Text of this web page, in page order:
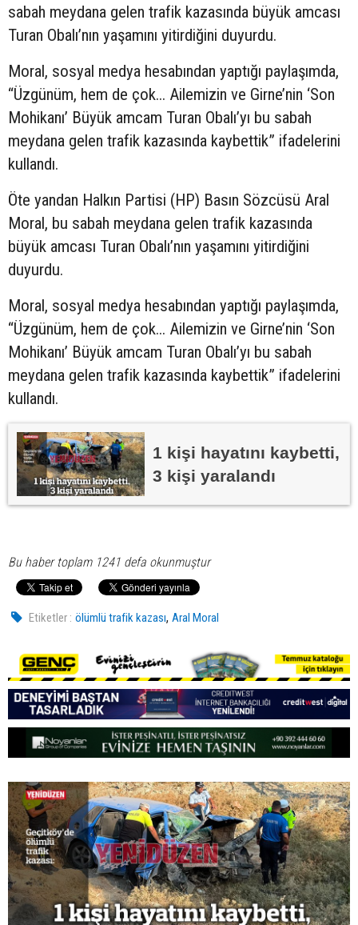
sabah meydana gelen trafik kazasında büyük amcası
Turan Obalı’nın yaşamını yitirdiğini duyurdu.
Moral, sosyal medya hesabından yaptığı paylaşımda,
“Üzgünüm, hem de çok... Ailemizin ve Girne’nin ‘Son
Mohikanı’ Büyük amcam Turan Obalı’yı bu sabah
meydana gelen trafik kazasında kaybettik” ifadelerini
kullandı.
Öte yandan Halkın Partisi (HP) Basın Sözcüsü Aral
Moral, bu sabah meydana gelen trafik kazasında
büyük amcası Turan Obalı’nın yaşamını yitirdiğini
duyurdu.
Moral, sosyal medya hesabından yaptığı paylaşımda,
“Üzgünüm, hem de çok... Ailemizin ve Girne’nin ‘Son
Mohikanı’ Büyük amcam Turan Obalı’yı bu sabah
meydana gelen trafik kazasında kaybettik” ifadelerini
kullandı.
1 kişi hayatını kaybetti,
3 kişi yaralandı
Bu haber toplam 1241 defa okunmuştur
Etiketler : ölümlü trafik kazası,Aral Moral